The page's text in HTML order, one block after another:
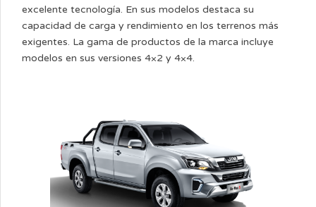
excelente tecnología. En sus modelos destaca su
capacidad de carga y rendimiento en los terrenos más
exigentes. La gama de productos de la marca incluye
modelos en sus versiones 4×2 y 4×4.